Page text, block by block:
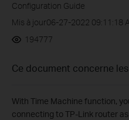
Configuration Guide
Mis à jour06-27-2022 09:11:18
194777
Ce document concerne
With Time Machine function,
connecting to TP-Link router